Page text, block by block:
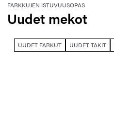
FARKKUJEN ISTUVUUSOPAS
Uudet mekot
UUDET FARKUT UUDET TAKIT